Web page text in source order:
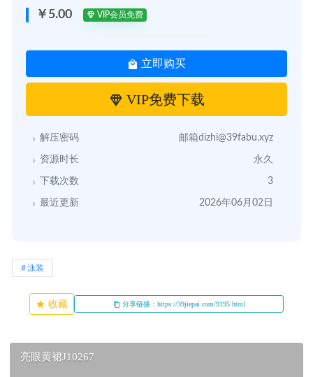
￥5.00 VIP会员免费
立即购买
VIP免费下载
解压密码 邮箱dizhi@39fabu.xyz
资源时长 永久
下载次数 3
最近更新 2026年06月02日
泳装
收藏 分享链接：https://39jiepai.com/9195.html
亮眼黄裙J10267